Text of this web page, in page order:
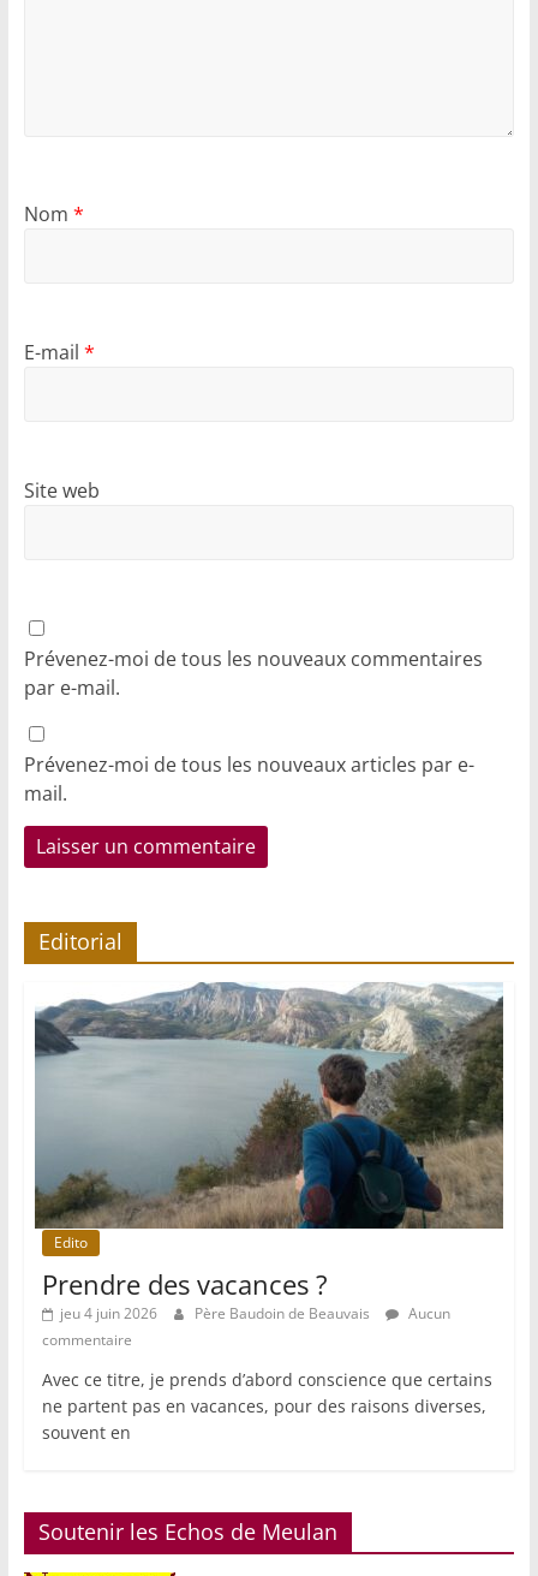
Nom *
E-mail *
Site web
Prévenez-moi de tous les nouveaux commentaires
par e-mail.
Prévenez-moi de tous les nouveaux articles par e-
mail.
Editorial
Edito
Prendre des vacances ?
jeu 4 juin 2026 Père Baudoin de Beauvais
Aucun
commentaire
Avec ce titre, je prends d’abord conscience que certains
ne partent pas en vacances, pour des raisons diverses,
souvent en
Soutenir les Echos de Meulan